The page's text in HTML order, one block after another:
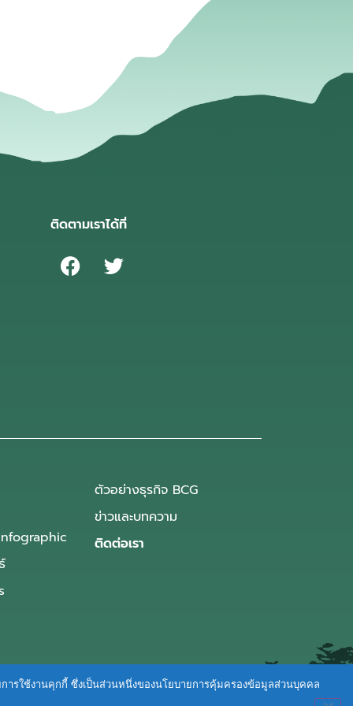
ติดตามเราได้ที่
ตัวอย่างธุรกิจ BCG
ข่าวและบทความ
ติดต่อเรา
ารใช้งานคุกกี้ ซึ่งเป็นส่วนหนึ่งของนโยบายการคุ้มครองข้อมูลส่วนบุคคล